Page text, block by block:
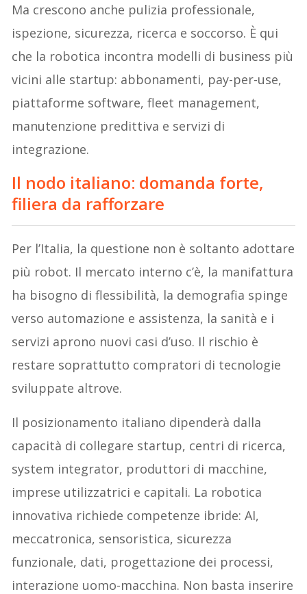
Ma crescono anche pulizia professionale,
ispezione, sicurezza, ricerca e soccorso. È qui
che la robotica incontra modelli di business più
vicini alle startup: abbonamenti, pay-per-use,
piattaforme software, fleet management,
manutenzione predittiva e servizi di
integrazione.
Il nodo italiano: domanda forte,
filiera da rafforzare
Per l’Italia, la questione non è soltanto adottare
più robot. Il mercato interno c’è, la manifattura
ha bisogno di flessibilità, la demografia spinge
verso automazione e assistenza, la sanità e i
servizi aprono nuovi casi d’uso. Il rischio è
restare soprattutto compratori di tecnologie
sviluppate altrove.
Il posizionamento italiano dipenderà dalla
capacità di collegare startup, centri di ricerca,
system integrator, produttori di macchine,
imprese utilizzatrici e capitali. La robotica
innovativa richiede competenze ibride: AI,
meccatronica, sensoristica, sicurezza
funzionale, dati, progettazione dei processi,
interazione uomo-macchina. Non basta inserire